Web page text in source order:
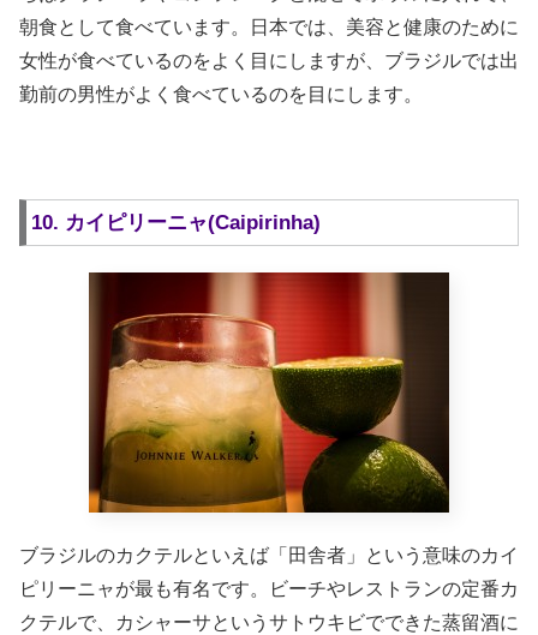
朝食として食べています。日本では、美容と健康のために
女性が食べているのをよく目にしますが、ブラジルでは出
勤前の男性がよく食べているのを目にします。
10. カイピリーニャ(Caipirinha)
ブラジルのカクテルといえば「田舎者」という意味のカイ
ピリーニャが最も有名です。ビーチやレストランの定番カ
クテルで、カシャーサというサトウキビでできた蒸留酒に